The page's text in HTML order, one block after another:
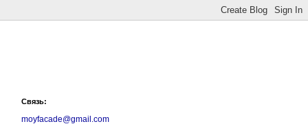
Связь:
moyfacade@gmail.com